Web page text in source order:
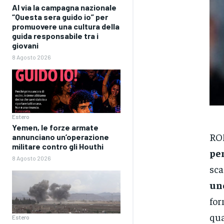
Al via la campagna nazionale
“Questa sera guido io” per
promuovere una cultura della
guida responsabile tra i
giovani
8 Agosto 2026
Estero
Yemen, le forze armate
annunciano un’operazione
militare contro gli Houthi
8 Agosto 2026
Estero